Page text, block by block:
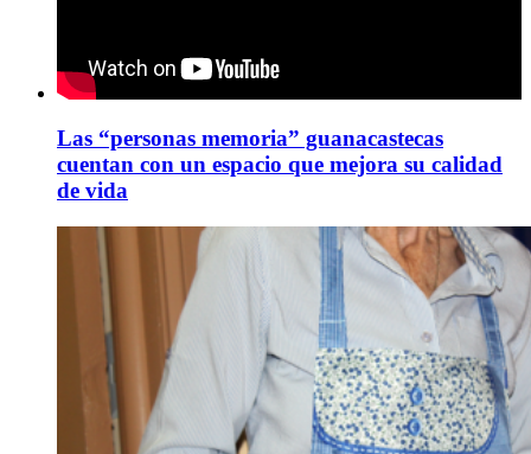
Las “personas memoria” guanacastecas
cuentan con un espacio que mejora su calidad
de vida